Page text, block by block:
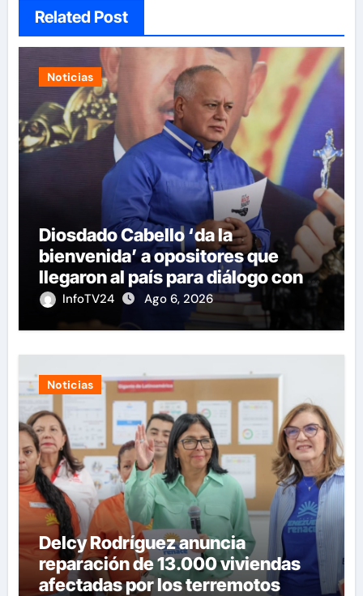
Related Post
Noticias
Diosdado Cabello ‘da la
bienvenida’ a opositores que
llegaron al país para diálogo con el
gobierno
InfoTV24 Ago 6, 2026
Noticias
Delcy Rodríguez anuncia
reparación de 13.000 viviendas
afectadas por los terremotos